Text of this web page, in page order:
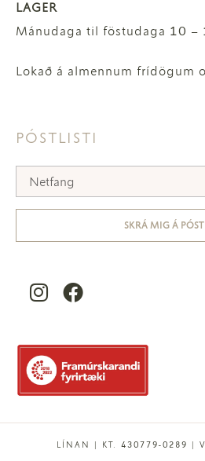
LAGER
Mánudaga til föstudaga 10 –
Lokað á almennum frídögum
PÓSTLISTI
SKRÁ MIG Á
LÍNAN | KT. 430779-0289 |